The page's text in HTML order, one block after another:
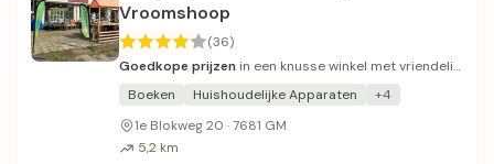
Vroomshoop
(36)
Goedkope prijzen in een knusse winkel met vriendelijk
personeel.
Boeken Huishoudelijke Apparaten
+4
1e Blokweg 20 · 7681 GM
5,2 km